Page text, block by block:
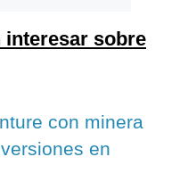
interesar sobre
con minera
en